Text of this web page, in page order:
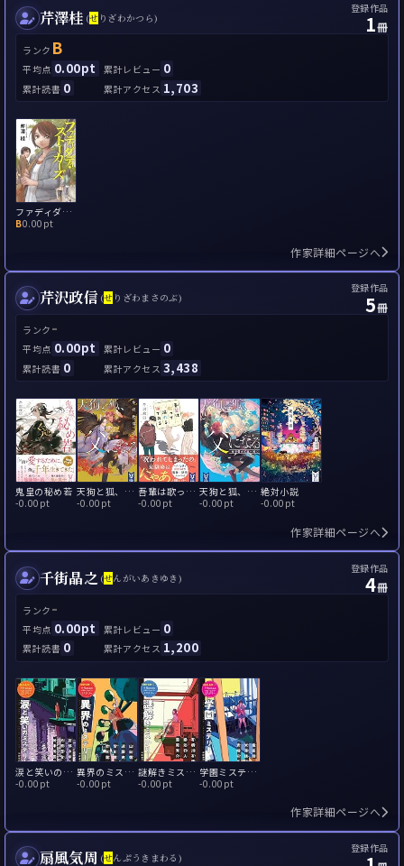
芹澤桂 (せ りざわかつら)
登録作品
1冊
ランク B
平均点 0.00pt 累計レビュー 0
累計読書 0 累計アクセス 1,703
ファディダディ・ストーカーズ
B0.00pt
作家詳細ページへ
芹沢政信 (せ りざわまさのぶ)
登録作品
5冊
ランク -
平均点 0.00pt 累計レビュー 0
累計読書 0 累計アクセス 3,438
鬼皇の秘め若
-0.00pt
天狗と狐、父になる
-0.00pt
吾輩は歌って踊れる猫である
-0.00pt
天狗と狐、父になる 春に誓えば夏に咲く
-0.00pt
絶対小説
-0.00pt
作家詳細ページへ
千街晶之 (せんがいあきゆき)
登録作品
4冊
ランク -
平均点 0.00pt 累計レビュー 0
累計読書 0 累計アクセス 1,200
涙と笑いのミステリー: 絶対名作! 十代のためのベスト・ショート・ミステリー
-0.00pt
異界のミステリー: 絶対名作! 十代のためのベスト・ショート・ミステリー
-0.00pt
謎解きミステリー: 絶対名作! 十代のためのベスト・ショート・ミステリー
-0.00pt
学園ミステリー: 絶対名作! 十代のためのベスト・ショート・ミステリー
-0.00pt
作家詳細ページへ
扇風気周 (せんぷうきまわる)
登録作品